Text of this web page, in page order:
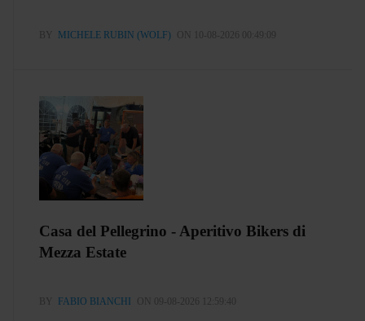
BY MICHELE RUBIN (WOLF) ON 10-08-2026 00:49:09
Casa del Pellegrino - Aperitivo Bikers di
Mezza Estate
BY FABIO BIANCHI ON 09-08-2026 12:59:40